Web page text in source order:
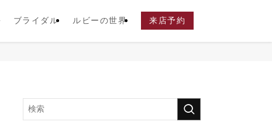
ブライダル ルビーの世界 来店予約